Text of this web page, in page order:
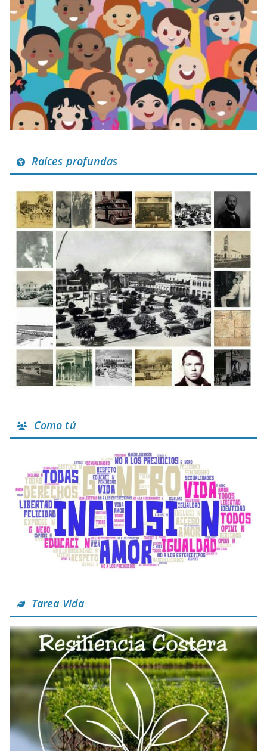
Raíces profundas
Como tú
Tarea Vida